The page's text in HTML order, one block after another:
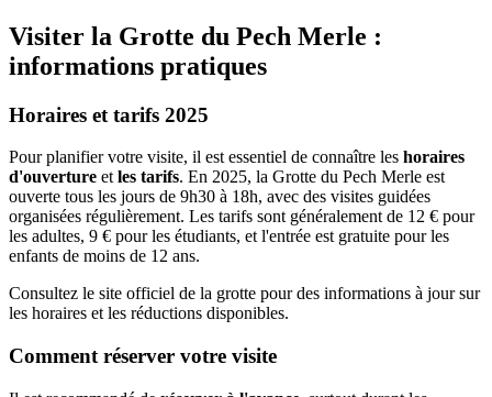
Visiter la Grotte du Pech Merle :
informations pratiques
Horaires et tarifs 2025
Pour planifier votre visite, il est essentiel de connaître les horaires
d'ouverture etles tarifs. En 2025, la Grotte du Pech Merle est
ouverte tous les jours de 9h30 à 18h, avec des visites guidées
organisées régulièrement. Les tarifs sont généralement de 12 € pour
les adultes, 9 € pour les étudiants, et l'entrée est gratuite pour les
enfants de moins de 12 ans.
Consultez le site officiel de la grotte pour des informations à jour sur
les horaires et les réductions disponibles.
Comment réserver votre visite